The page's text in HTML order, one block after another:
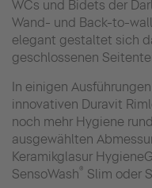
WCs und Bidets der
Wand- und Back-to-
elegant gestaltet sich
geschlossenen
In einigen
innovativen Duravit
noch mehr Hygiene
ausgewählten
Keramikglasur
SensoWash® Slim oder